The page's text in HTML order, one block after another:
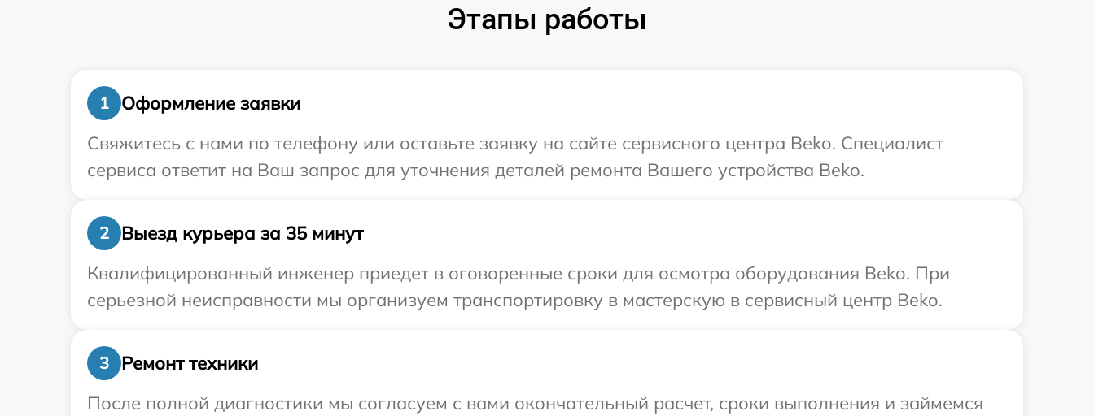
Этапы работы
1
Оформление заявки
Свяжитесь с нами по телефону или оставьте заявку на сайте сервисного центра Beko. Специалист
сервиса ответит на Ваш запрос для уточнения деталей ремонта Вашего устройства Beko.
2
Выезд курьера за 35 минут
Квалифицированный инженер приедет в оговоренные сроки для осмотра оборудования Beko. При
серьезной неисправности мы организуем транспортировку в мастерскую в сервисный центр Beko.
3
Ремонт техники
После полной диагностики мы согласуем с вами окончательный расчет, сроки выполнения и займемся